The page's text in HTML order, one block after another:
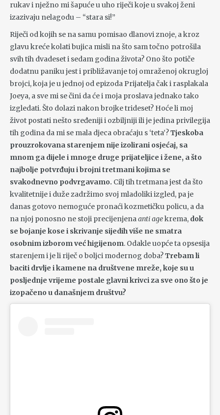
rukav i nježno mi šapuće u uho riječi koje u svakoj ženi
izazivaju nelagodu – “stara si!”
Riječi od kojih se na samu pomisao dlanovi znoje, a kroz
glavu kreće kolati bujica misli na što sam točno potrošila
svih tih dvadeset i sedam godina života? Ono što potiče
dodatnu paniku jest i približavanje toj omraženoj okrugloj
brojci, koja je u jednoj od epizoda Prijatelja čak i rasplakala
Joeya, a sve mi se čini da će i moja proslava jednako tako
izgledati. Što dolazi nakon brojke trideset? Hoće li moj
život postati nešto sređeniji i ozbiljniji ili je jedina privilegija
tih godina da mi se mala djeca obraćaju s ‘teta’?Tjeskoba
prouzrokovana starenjem nije izolirani osjećaj, sa
mnom ga dijele i mnoge druge prijateljice i žene, a što
najbolje potvrđuju i brojni tretmani kojima se
svakodnevno podvrgavamo. Cilj tih tretmana jest da što
kvalitetnije i duže zadržimo svoj mladoliki izgled, pa je
danas gotovo nemoguće pronaći kozmetičku policu, a da
na njoj ponosno ne stoji precijenjenaanti agekrema, dok
se bojanje kose i skrivanje sijedih više ne smatra
osobnim izborom već higijenom. Odakle uopće ta opsesija
starenjem i je li riječ o boljci modernog doba?Trebam li
baciti drvlje i kamene na društvene mreže, koje su u
posljednje vrijeme postale glavni krivci za sve ono što je
izopačeno u današnjem društvu?